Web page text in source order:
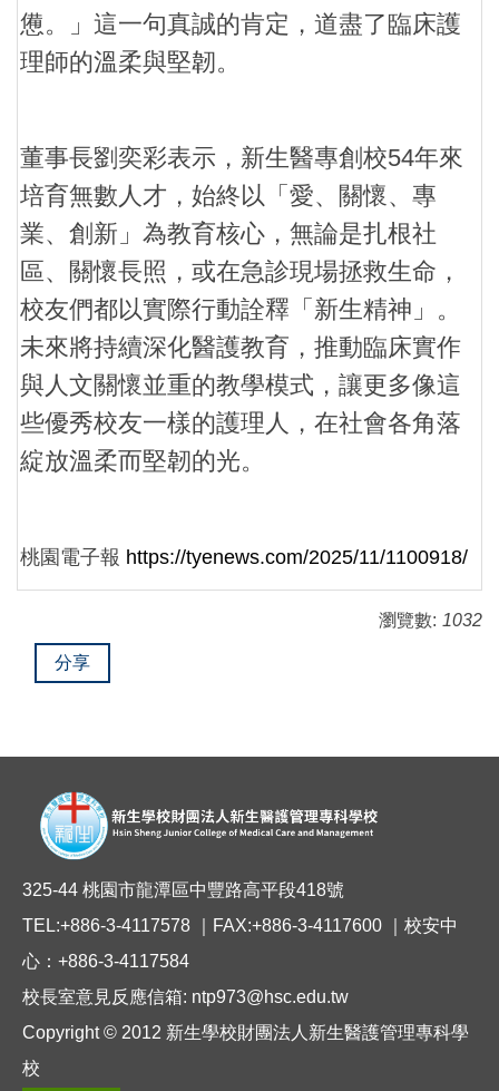
憊。」這一句真誠的肯定，道盡了臨床護
理師的溫柔與堅韌。
董事長劉奕彩表示，新生醫專創校54年來
培育無數人才，始終以「愛、關懷、專
業、創新」為教育核心，無論是扎根社
區、關懷長照，或在急診現場拯救生命，
校友們都以實際行動詮釋「新生精神」。
未來將持續深化醫護教育，推動臨床實作
與人文關懷並重的教學模式，讓更多像這
些優秀校友一樣的護理人，在社會各角落
綻放溫柔而堅韌的光。
桃園電子報 https://tyenews.com/2025/11/1100918/
瀏覽數: 1032
分享
325-44 桃園市龍潭區中豐路高平段418號
TEL:+886-3-4117578 ｜FAX:+886-3-4117600 ｜校安中
心：+886-3-4117584
校長室意見反應信箱: ntp973@hsc.edu.tw
Copyright © 2012 新生學校財團法人新生醫護管理專科學
校